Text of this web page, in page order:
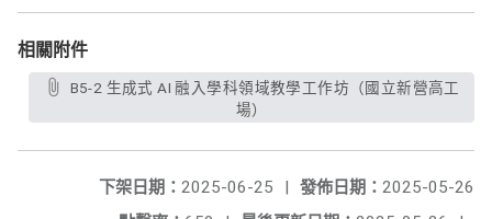
相關附件
場）
發佈日期： 2025-05-26
下架日期： 2025-06-25
|